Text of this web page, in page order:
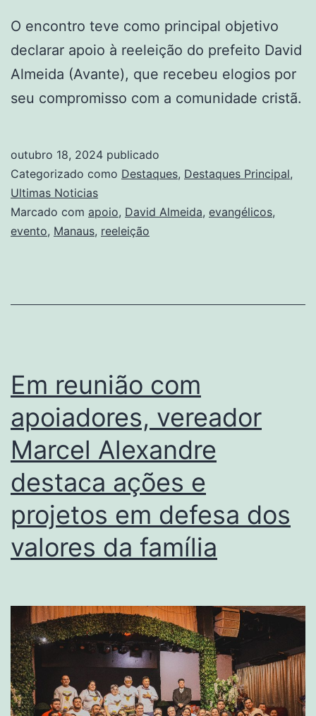
O encontro teve como principal objetivo
declarar apoio à reeleição do prefeito David
Almeida (Avante), que recebeu elogios por
seu compromisso com a comunidade cristã.
outubro 18, 2024 publicado
Categorizado como Destaques, Destaques Principal,
Ultimas Noticias
Marcado com apoio, David Almeida, evangélicos,
evento, Manaus, reeleição
Em reunião com
apoiadores, vereador
Marcel Alexandre
destaca ações e
projetos em defesa dos
valores da família